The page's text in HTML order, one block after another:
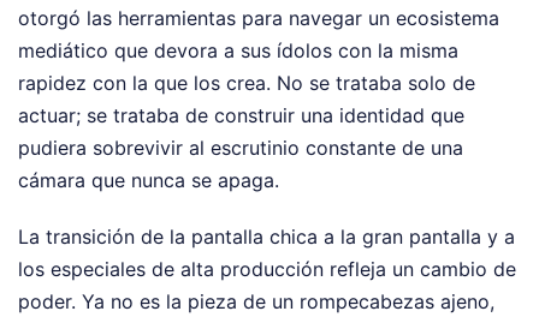
otorgó las herramientas para navegar un ecosistema
mediático que devora a sus ídolos con la misma
rapidez con la que los crea. No se trataba solo de
actuar; se trataba de construir una identidad que
pudiera sobrevivir al escrutinio constante de una
cámara que nunca se apaga.
La transición de la pantalla chica a la gran pantalla y a
los especiales de alta producción refleja un cambio de
poder. Ya no es la pieza de un rompecabezas ajeno,